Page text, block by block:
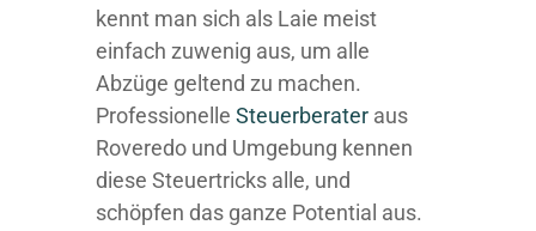
kennt man sich als Laie meist
einfach zuwenig aus, um alle
Abzüge geltend zu machen.
Professionelle Steuerberater aus
Roveredo und Umgebung kennen
diese Steuertricks alle, und
schöpfen das ganze Potential aus.